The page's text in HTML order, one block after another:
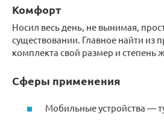
Комфорт
Носил весь день, не вынимая,
существовании. Главное найти из
комплекта свой размер и степень
Сферы применения
Мобильные устройства —